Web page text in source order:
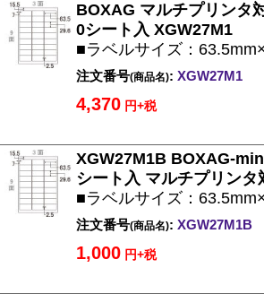
BOXAG マルチプリンタ
0シート入 XGW27M1
■ラベルサイズ：
注文番号(商品名): XGW27M1
4,370 円+税
XGW27M1B BOXAG-
シート入 マルチプリンタ
■ラベルサイズ：
注文番号(商品名): XGW27M1B
1,000 円+税